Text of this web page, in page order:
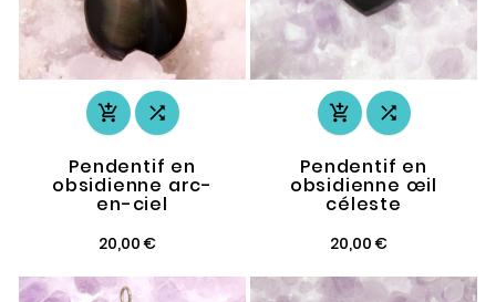
 
Pendentif en
obsidienne arc-
en-ciel
20,00 €
 
Pendentif en
obsidienne œil
céleste
20,00 €